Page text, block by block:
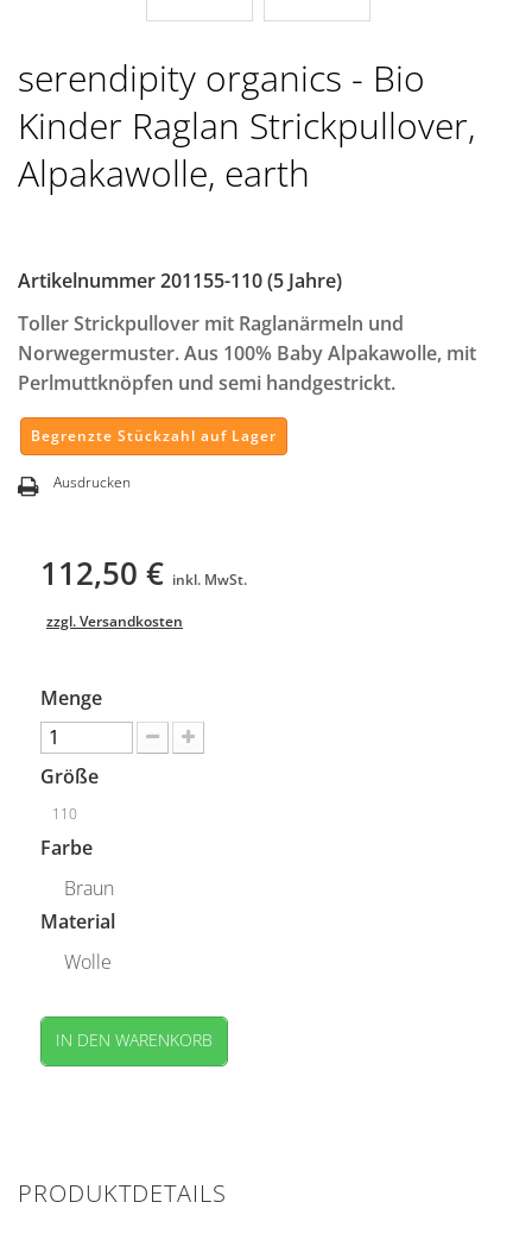
serendipity organics - Bio
Kinder Raglan Strickpullover,
Alpakawolle, earth
Artikelnummer201155-110 (5 Jahre)
Toller Strickpullover mit Raglanärmeln und
Norwegermuster. Aus 100% Baby Alpakawolle, mit
Perlmuttknöpfen und semi handgestrickt.
Begrenzte Stückzahl auf Lager
Ausdrucken
112,50 € inkl. MwSt.
zzgl. Versandkosten
Menge
Größe
110
Farbe
Braun
Material
Wolle
IN DEN WARENKORB
PRODUKTDETAILS